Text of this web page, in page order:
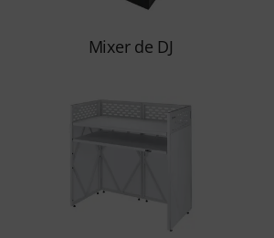
Mixer de DJ